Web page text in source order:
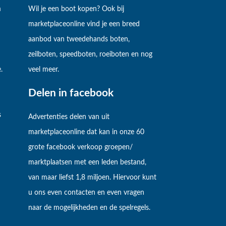
Wil je een boot kopen? Ook bij
marketplaceonline vind je een breed
aanbod van tweedehands boten,
zeilboten, speedboten, roeiboten en nog
veel meer.
Delen in facebook
Advertenties delen van uit
marketplaceonline dat kan in onze 60
grote facebook verkoop groepen/
marktplaatsen met een leden bestand,
van maar liefst 1,8 miljoen. Hiervoor kunt
u ons even contacten en even vragen
naar de mogelijkheden en de spelregels.